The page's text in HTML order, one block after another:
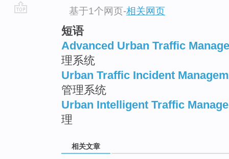
基于1个网页-相关网页
短语
Advanced Urban Traffic
理系统
Urban Traffic Incident
管理系统
Urban Intelligent Traffic
理
相关文章